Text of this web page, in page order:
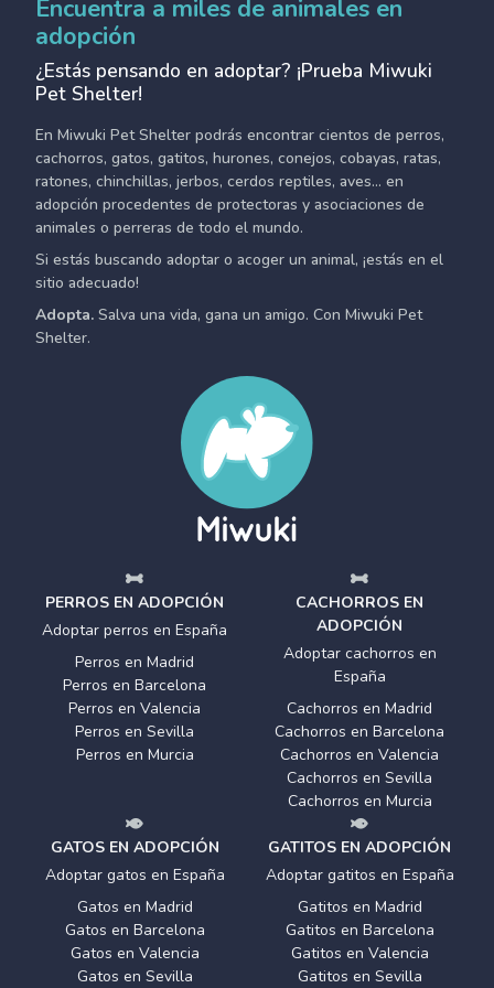
Encuentra a miles de animales en
adopción
¿Estás pensando en adoptar? ¡Prueba Miwuki
Pet Shelter!
En Miwuki Pet Shelter podrás encontrar cientos de perros,
cachorros, gatos, gatitos, hurones, conejos, cobayas, ratas,
ratones, chinchillas, jerbos, cerdos reptiles, aves... en
adopción procedentes de protectoras y asociaciones de
animales o perreras de todo el mundo.
Si estás buscando adoptar o acoger un animal, ¡estás en el
sitio adecuado!
Adopta. Salva una vida, gana un amigo. Con Miwuki Pet
Shelter.
PERROS EN ADOPCIÓN
Adoptar perros en España
Perros en Madrid
Perros en Barcelona
Perros en Valencia
Perros en Sevilla
Perros en Murcia
CACHORROS EN
ADOPCIÓN
Adoptar cachorros en
España
Cachorros en Madrid
Cachorros en Barcelona
Cachorros en Valencia
Cachorros en Sevilla
Cachorros en Murcia
GATOS EN ADOPCIÓN
Adoptar gatos en España
Gatos en Madrid
Gatos en Barcelona
Gatos en Valencia
Gatos en Sevilla
GATITOS EN ADOPCIÓN
Adoptar gatitos en España
Gatitos en Madrid
Gatitos en Barcelona
Gatitos en Valencia
Gatitos en Sevilla